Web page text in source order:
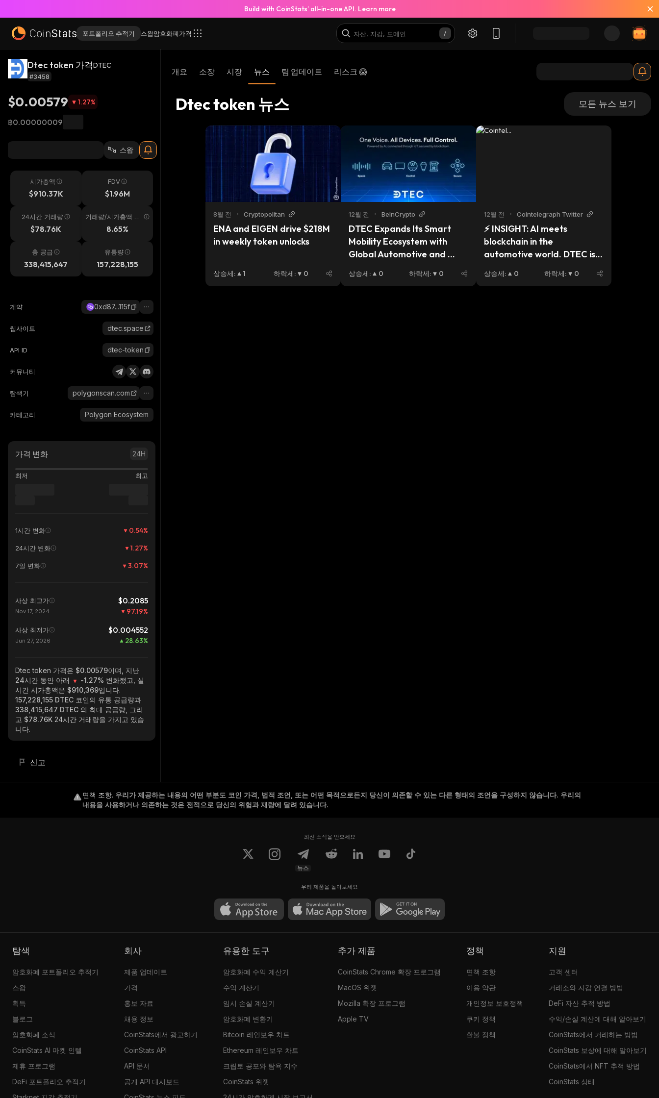
Build with CoinStats’ all-in-one API. Learn more
포트폴리오 추적기 스왑암호화폐가격
Dtec token 가격DTEC
#3458
$0.00579 1.27%
฿0.00000009
스왑
시가총액
$910.37K
FDV
$1.96M
24시간 거래량
$78.76K
거래량/시가총액 24
8.65%
총 공급
338,415,647
유통량
157,228,155
계약 0xd87...115f
웹사이트 dtec.space
API ID dtec-token
커뮤니티
탐색기 polygonscan.com
카테고리 Polygon Ecosystem
가격 변화 24H
최저 최고
1시간 변화 0.54%
24시간 변화 1.27%
7일 변화 3.07%
사상 최고가 $0.2085
Nov 17, 2024 97.19%
사상 최저가 $0.004552
Jun 27, 2026 28.63%
Dtec token 가격은 $0.00579이며, 지난
24시간 동안 아래
-1.27% 변화했고, 실
시간 시가총액은 $910,369입니다.
157,228,155 DTEC 코인의 유통 공급량과
338,415,647 DTEC 의 최대 공급량, 그리
고 $78.76K 24시간 거래량을 가지고 있습
니다.
신고
개요 소장 시장 뉴스 팀 업데이트 리스크 😱
Dtec token 뉴스 모든 뉴스 보기
8월 전 • Cryptopolitan
ENA and EIGEN drive $218M
in weekly token unlocks
상승세: 1 하락세: 0
12월 전 • BeInCrypto
DTEC Expands Its Smart
Mobility Ecosystem with
Global Automotive and
상승세: 0 하락세: 0
12월 전 • Cointelegraph Twitter
⚡️ INSIGHT: AI meets
blockchain in the
automotive world. DTEC is
automakers to power
상승세: 0 하락세: 0
면책 조항. 우리가 제공하는 내용의 어떤 부분도 코인 가격, 법적 조언, 또는 어떤 목적으로든지 당신이 의존할 수 있는 다른 형태의 조언을 구성하지 않습니다. 우리의
내용을 사용하거나 의존하는 것은 전적으로 당신의 위험과 재량에 달려 있습니다.
최신 소식을 받으세요
뉴스
우리 제품을 돌아보세요
탐색
암호화폐 포트폴리오 추적기
스왑
획득
블로그
암호화폐 소식
CoinStats AI 마켓 인텔
제휴 프로그램
DeFi 포트폴리오 추적기
회사
제품 업데이트
가격
홍보 자료
채용 정보
CoinStats에서 광고하기
CoinStats API
API 문서
공개 API 대시보드
유용한 도구
암호화폐 수익 계산기
수익 계산기
임시 손실 계산기
암호화폐 변환기
Bitcoin 레인보우 차트
Ethereum 레인보우 차트
크립토 공포와 탐욕 지수
CoinStats 위젯
추가 제품
CoinStats Chrome 확장 프로그램
MacOS 위젯
Mozilla 확장 프로그램
Apple TV
정책
면책 조항
이용 약관
개인정보 보호정책
쿠키 정책
환불 정책
지원
고객 센터
거래소와 지갑 연결 방법
DeFi 자산 추적 방법
수익/손실 계산에 대해 알아보기
CoinStats에서 거래하는 방법
CoinStats 보상에 대해 알아보기
CoinStats에서 NFT 추적 방법
CoinStats 상태